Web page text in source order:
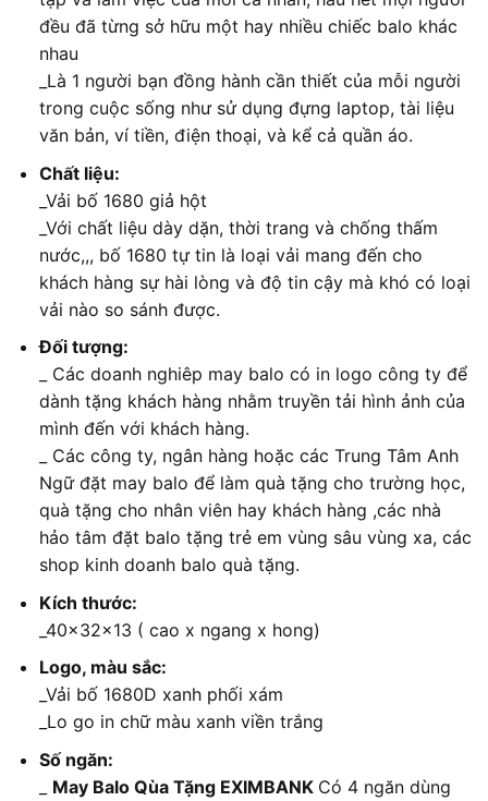
đều đã từng sở hữu một hay nhiều chiếc balo khác
nhau
_Là 1 người bạn đồng hành cần thiết của mỗi người
trong cuộc sống như sử dụng đựng laptop, tài liệu
văn bản, ví tiền, điện thoại, và kể cả quần áo.
Chất liệu:
_Vải bố 1680 giả hột
_Với chất liệu dày dặn, thời trang và chống thấm
nước,,, bố 1680 tự tin là loại vải mang đến cho
khách hàng sự hài lòng và độ tin cậy mà khó có loại
vải nào so sánh được.
Đối tượng:
_ Các doanh nghiêp may balo có in logo công ty để
dành tặng khách hàng nhằm truyền tải hình ảnh của
mình đến với khách hàng.
_ Các công ty, ngân hàng hoặc các Trung Tâm Anh
Ngữ đặt may balo để làm quà tặng cho trường học,
quà tặng cho nhân viên hay khách hàng ,các nhà
hảo tâm đặt balo tặng trẻ em vùng sâu vùng xa, các
shop kinh doanh balo quà tặng.
Kích thước:
_40x32x13 ( cao x ngang x hong)
Logo, màu sắc:
_Vải bố 1680D xanh phối xám
_Lo go in chữ màu xanh viền trắng
Số ngăn:
May Balo Qùa Tặng EXIMBANK Có 4 ngăn dùng